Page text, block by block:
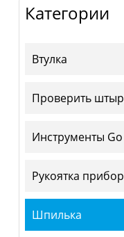
Категории
Втулка
Проверить
Инструменты
Рукоятка
Шпилька